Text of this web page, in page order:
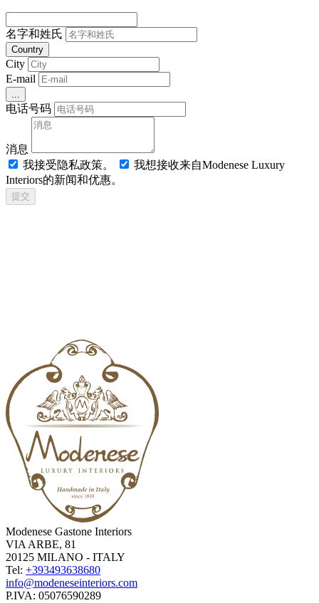
名字和姓氏
Country
City
E-mail
...
电话号码
消息
我接受隐私政策。
我想接收来自Modenese Luxury
Interiors的新闻和优惠。
提交
Modenese Gastone Interiors
VIA ARBE, 81
20125 MILANO - ITALY
Tel: +393493638680
info@modeneseinteriors.com
P.IVA: 05076590289